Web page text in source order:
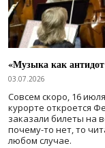
«Музыка как
03.07.2026
Совсем скоро, 16
курорте откроется
заказали билеты на
почему-то нет, то
любом случае.